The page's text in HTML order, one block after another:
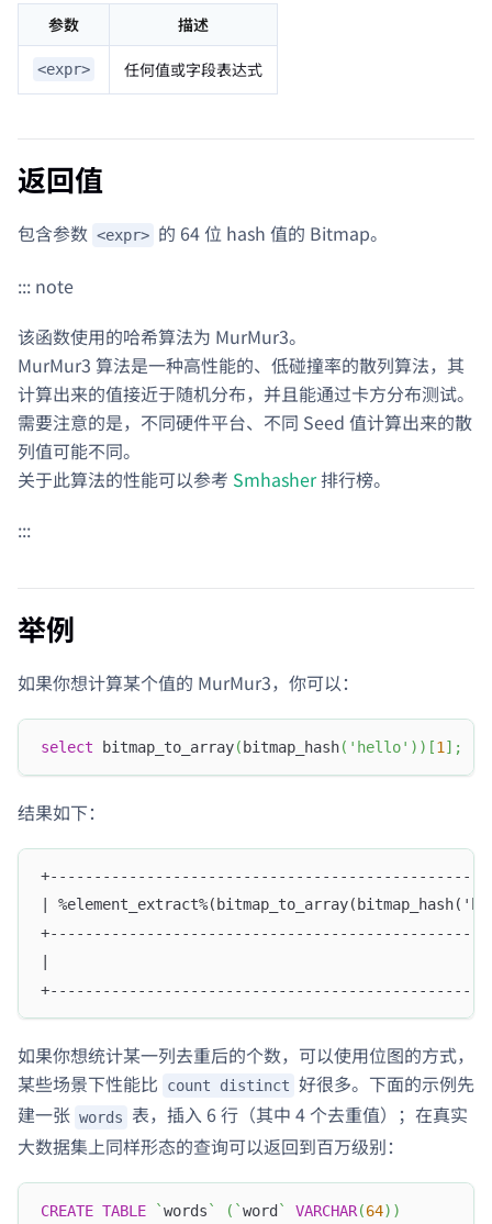
参数 描述
<expr> 任何值或字段表达式
返回值
包含参数 <expr> 的 64 位 hash 值的 Bitmap。
::: note
该函数使用的哈希算法为 MurMur3。
MurMur3 算法是一种高性能的、低碰撞率的散列算法，其
计算出来的值接近于随机分布，并且能通过卡方分布测试。
需要注意的是，不同硬件平台、不同 Seed 值计算出来的散
列值可能不同。
关于此算法的性能可以参考 Smhasher排行榜。
:::
举例
如果你想计算某个值的 MurMur3，你可以：
select bitmap_to_array( bitmap_hash( 'hello' ) ) [1 ] ;
结果如下：
|
如果你想统计某一列去重后的个数，可以使用位图的方式，
某些场景下性能比
count distinct 好很多。下面的示例先
建一张 words
表，插入 6 行（其中 4 个去重值）；在真实
大数据集上同样形态的查询可以返回到百万级别：
CREATE TABLE `words ` ( `word ` VARCHAR(64) )